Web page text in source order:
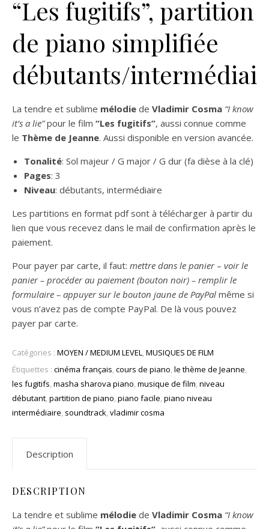
“Les fugitifs”, partition
de piano simplifiée
débutants/
La tendre et sublime mélodie de Vladimir Cosma “I know
it’s a lie”pour le film “Les fugitifs”, aussi connue comme
le Thème de Jeanne. Aussi disponible en version avancée.
Tonalité: Sol majeur / G major / G dur (fa dièse à la clé)
Pages: 3
Niveau: débutants, intermédiaire
Les partitions en format pdf sont à télécharger à partir du
lien que vous recevez dans le mail de confirmation après le
paiement.
Pour payer par carte, il faut: mettre dans le panier– voir le
panier – procéder au paiement (bouton noir) – remplir le
formulaire – appuyer sur le bouton jaune de PayPal même si
vous n’avez pas de compte PayPal. De là vous pouvez
payer par carte.
Catégories : MOYEN / MEDIUM LEVEL,MUSIQUES DE FILM
Étiquettes : cinéma français,cours de piano,le thème de Jeanne,
les fugitifs,masha sharova piano,musique de film,niveau
débutant,partition de piano,piano facile,piano niveau
intermédiaire, soundtrack,vladimir cosma
Description
DESCRIPTION
La tendre et sublime mélodie de Vladimir Cosma “I know